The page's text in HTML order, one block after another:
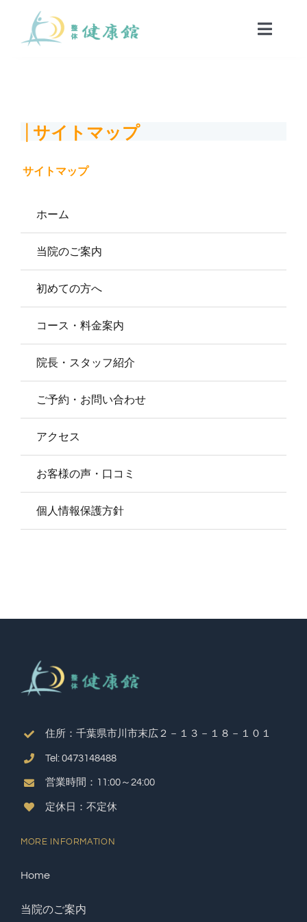
Toggle
当院のご案内
初めての方へ
コース・料金案内
お客様の声・口コミ
アクセス
| サイトマップ
サイトマップ
ホーム
当院のご案内
初めての方へ
コース・料金案内
院長・スタッフ紹介
ご予約・お問い合わせ
アクセス
お客様の声・口コミ
個人情報保護方針
住所：千葉県市川市末広２－１３－１８－１０１
Tel: 0473148488
営業時間：11:00～24:00
定休日：不定休
MORE INFORMATION
Home
当院のご案内